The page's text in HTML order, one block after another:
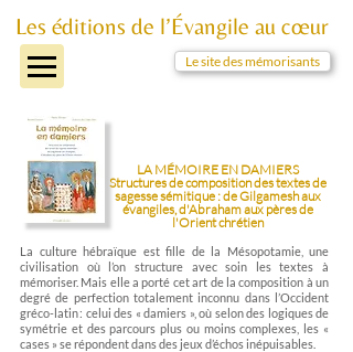
Les éditions de l’Évangile au cœur
Le site des mémorisants
LA MÉMOIRE EN DAMIERS
Structures de composition des textes de
sagesse sémitique : de Gilgamesh aux
évangiles, d'Abraham aux pères de
l'Orient chrétien
La culture hébraïque est fille de la Mésopotamie, une
civilisation où l’on structure avec soin les textes à
mémoriser. Mais elle a porté cet art de la composition à un
degré de perfection totalement inconnu dans l’Occident
gréco-latin : celui des « damiers », où selon des logiques de
symétrie et des parcours plus ou moins complexes, les «
cases » se répondent dans des jeux d’échos inépuisables.